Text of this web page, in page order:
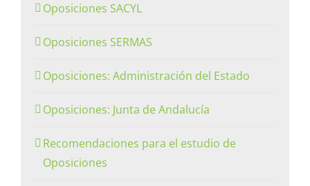
Oposiciones SACYL
Oposiciones SERMAS
Oposiciones: Administración del Estado
Oposiciones: Junta de Andalucía
Recomendaciones para el estudio de
Oposiciones